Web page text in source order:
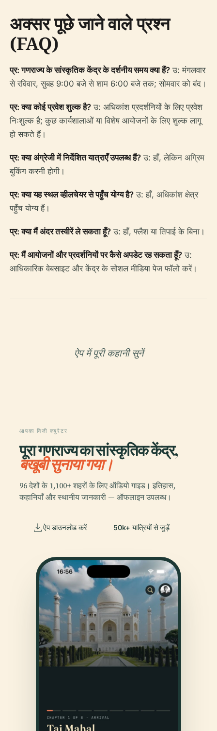
अक्सर पूछे जाने वाले प्रश्न
(FAQ)
प्र: गणराज्य के सांस्कृतिक केंद्र के दर्शनीय समय क्या हैं? उ: मंगलवार
से रविवार, सुबह 9:00 बजे से शाम 6:00 बजे तक; सोमवार को बंद।
प्र: क्या कोई प्रवेश शुल्क है? उ: अधिकांश प्रदर्शनियों के लिए प्रवेश
निःशुल्क है; कुछ कार्यशालाओं या विशेष आयोजनों के लिए शुल्क लागू
हो सकते हैं।
प्र: क्या अंग्रेजी में निर्देशित यात्राएँ उपलब्ध हैं? उ: हाँ, लेकिन अग्रिम
बुकिंग करनी होगी।
प्र: क्या यह स्थल व्हीलचेयर से पहुँच योग्य है? उ: हाँ, अधिकांश क्षेत्र
पहुँच योग्य हैं।
प्र: क्या मैं अंदर तस्वीरें ले सकता हूँ? उ: हाँ, फ्लैश या तिपाई के बिना।
प्र: मैं आयोजनों और प्रदर्शनियों पर कैसे अपडेट रह सकता हूँ? उ:
आधिकारिक वेबसाइट और केंद्र के सोशल मीडिया पेज फॉलो करें।
ऐप में पूरी कहानी सुनें
आपका निजी क्यूरेटर
पूरा गणराज्य का सांस्कृतिक केंद्र,
बखूबी सुनाया गया।
96 देशों के 1,100+ शहरों के लिए ऑडियो गाइड। इतिहास,
कहानियाँ और स्थानीय जानकारी — ऑफलाइन उपलब्ध।
ऐप डाउनलोड करें 50k+ यात्रियों से जुड़ें